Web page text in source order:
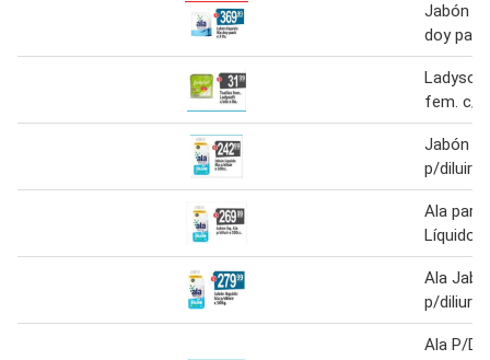
Jabón
doy
fem. c/
Jabón
p/diluir x
Ala para
Líquido
Ala
p/diliur x
Ala P/